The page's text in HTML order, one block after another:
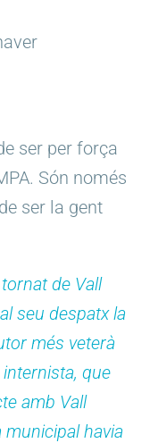
ser per força
Són només
ser la gent
de Vall
seu despatx la
més veterà
internista, que
amb Vall
municipal havia